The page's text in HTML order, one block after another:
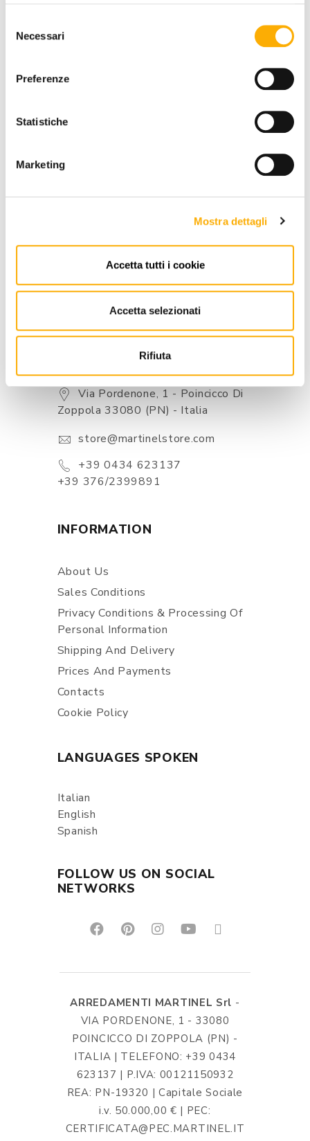
delNecessari
Preferenze
Statistiche
Marketing
Mostra dettagli
Accetta tutti i cookie
Accetta selezionati
Rifiuta
REQUEST A QUOTE
INFORMATION
BEST PRICE GUARANTEED
CONTACTS
Via Pordenone, 1 - Poincicco Di
Zoppola 33080 (PN) - Italia
store@martinelstore.com
+39 0434 623137
+39 376/2399891
INFORMATION
About Us
Sales Conditions
Privacy Conditions & Processing Of
Personal Information
Shipping And Delivery
Prices And Payments
Contacts
Cookie Policy
LANGUAGES SPOKEN
Italian
English
Spanish
FOLLOW US ON SOCIAL
NETWORKS
ARREDAMENTI MARTINEL Srl -
VIA PORDENONE, 1 - 33080
POINCICCO DI ZOPPOLA (PN) -
ITALIA | TELEFONO: +39 0434
623137 | P.IVA: 00121150932
REA: PN-19320 | Capitale Sociale
i.v. 50.000,00 € | PEC:
CERTIFICATA@PEC.MARTINEL.IT